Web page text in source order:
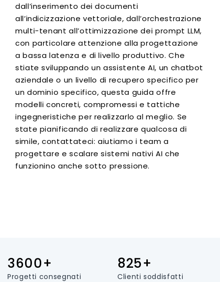
dall’inserimento dei documenti
all’indicizzazione vettoriale, dall’orchestrazione
multi-tenant all’ottimizzazione dei prompt LLM,
con particolare attenzione alla progettazione
a bassa latenza e di livello produttivo. Che
stiate sviluppando un assistente AI, un chatbot
aziendale o un livello di recupero specifico per
un dominio specifico, questa guida offre
modelli concreti, compromessi e tattiche
ingegneristiche per realizzarlo al meglio. Se
state pianificando di realizzare qualcosa di
simile, contattateci: aiutiamo i team a
progettare e scalare sistemi nativi AI che
funzionino anche sotto pressione.
3600+
Progetti consegnati
825+
Clienti soddisfatti